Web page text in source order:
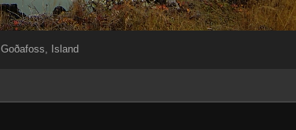
Goðafoss, Island